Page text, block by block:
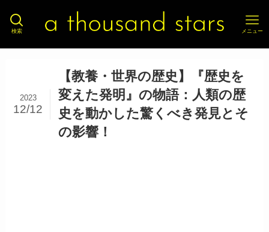
検索 メニュー
【教養・世界の歴史】『歴史を
変えた発明』の物語：人類の歴
史を動かした驚くべき発見とそ
の影響！
2023
12/12